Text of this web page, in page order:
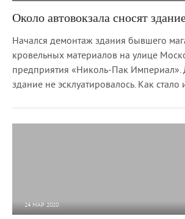
Около автовокзала сносят
Начался демонтаж здания бывшего
кровельных материалов на улице
предприятия «Николь-Пак Империал».
здание не эсклуатировалось. Как стало
24 МАР 2020